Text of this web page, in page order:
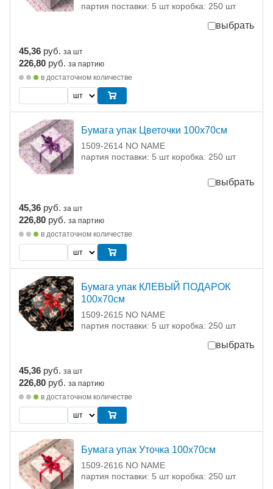
партия поставки: 5 шт коробка: 250 шт
выбрать
45,36 руб. за шт
226,80 руб. за партию
в достаточном количестве
Бумага упак Цветочки 100х70см
1509-2614 NO NAME
партия поставки: 5 шт коробка: 250 шт
выбрать
45,36 руб. за шт
226,80 руб. за партию
в достаточном количестве
Бумага упак КЛЕВЫЙ ПОДАРОК
100х70см
1509-2615 NO NAME
партия поставки: 5 шт коробка: 250 шт
выбрать
45,36 руб. за шт
226,80 руб. за партию
в достаточном количестве
Бумага упак Уточка 100х70см
1509-2616 NO NAME
партия поставки: 5 шт коробка: 250 шт